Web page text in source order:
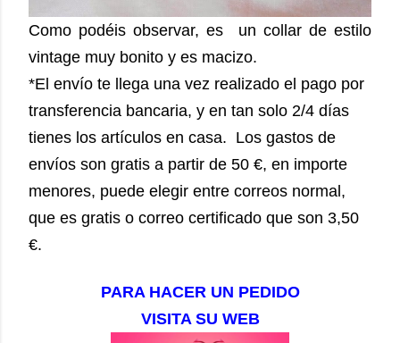
Como podéis observar, es un collar de estilo
vintage muy bonito y es macizo.
*El envío te llega una vez realizado el pago por
transferencia bancaria, y en tan solo 2/4 días
tienes los artículos en casa. Los gastos de
envíos son gratis a partir de 50 €, en importe
menores, puede elegir entre correos normal,
que es gratis o correo certificado que son 3,50
€.
PARA HACER UN PEDIDO
VISITA SU WEB